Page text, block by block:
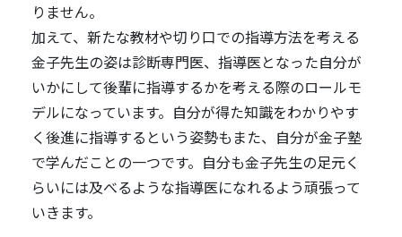
りません。
加えて、新たな教材や切り口での指導方法を考える
金子先生の姿は診断専門医、指導医となった自分が
いかにして後輩に指導するかを考える際のロールモ
デルになっています。自分が得た知識をわかりやす
く後進に指導するという姿勢もまた、自分が金子塾
で学んだことの一つです。自分も金子先生の足元く
らいには及べるような指導医になれるよう頑張って
いきます。